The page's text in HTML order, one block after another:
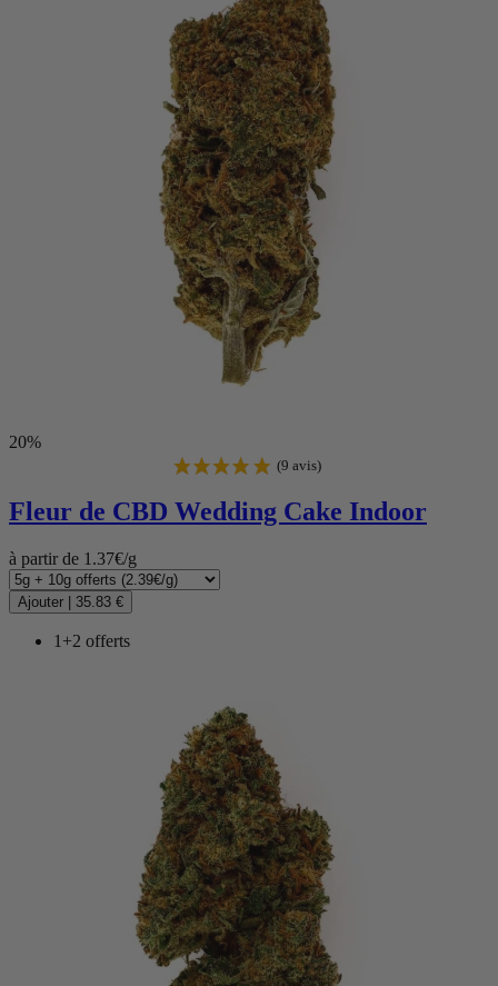
20%
Fleur de CBD Wedding Cake Indoor
à partir de 1.37€/g
Ajouter | 35.83 €
1+2 offerts